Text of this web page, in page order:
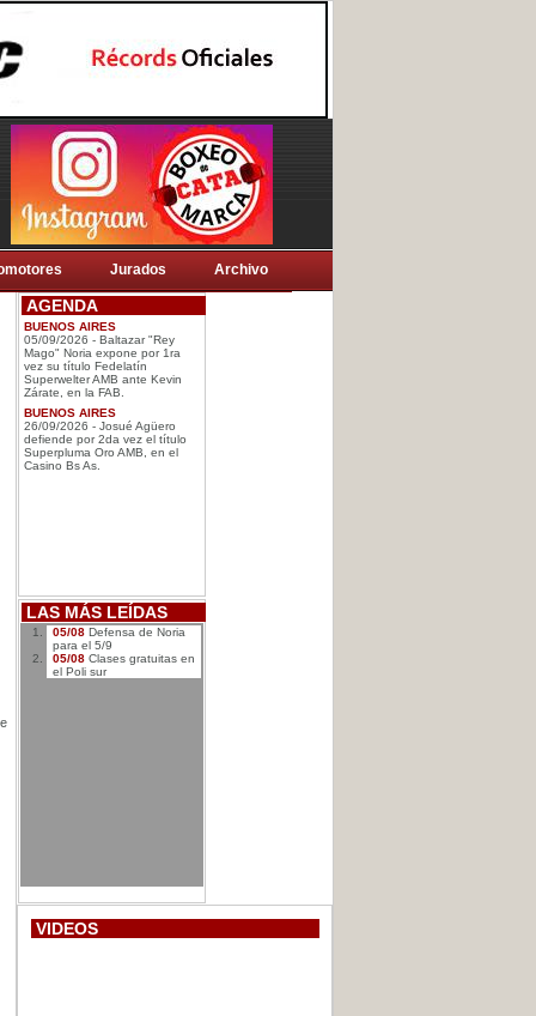
Jurados Archivo
AGENDA
BUENOS AIRES
05/09/2026 - Baltazar "Rey
Mago" Noria expone por 1ra
vez su título Fedelatín
Superwelter AMB ante Kevin
Zárate, en la FAB.
BUENOS AIRES
26/09/2026 - Josué Agüero
defiende por 2da vez el título
Superpluma Oro AMB, en el
Casino Bs As.
LAS MÁS LEÍDAS
05/08 Defensa de Noria
para el 5/9
05/08 Clases gratuitas en
el Poli sur
VIDEOS